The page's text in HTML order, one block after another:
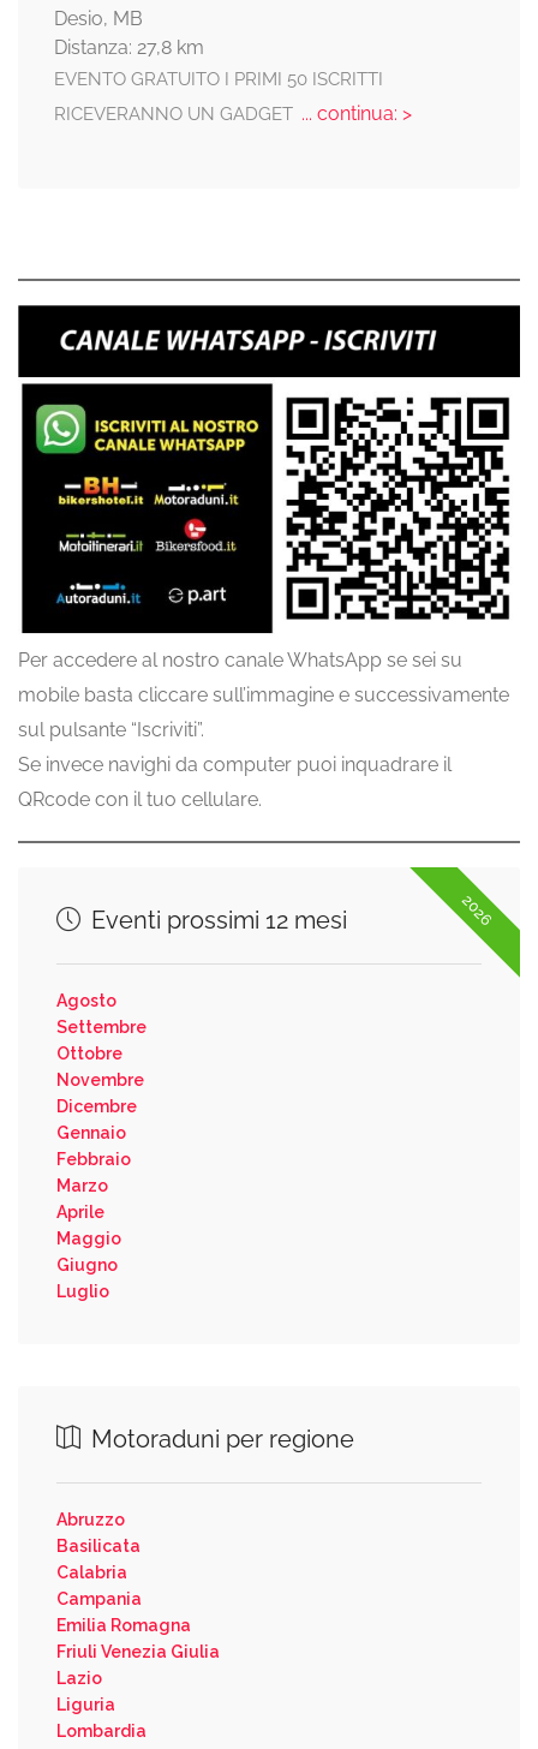
Desio, MB
Distanza: 27,8 km
EVENTO GRATUITO I PRIMI 50 ISCRITTI
RICEVERANNO UN GADGET... continua: >
Per accedere al nostro canale WhatsApp se sei su
mobile basta cliccare sull’immagine e successivamente
sul pulsante “Iscriviti”.
Se invece navighi da computer puoi inquadrare il
QRcode con il tuo cellulare.
2026
Eventi prossimi 12 mesi
Agosto
Settembre
Ottobre
Novembre
Dicembre
Gennaio
Febbraio
Marzo
Aprile
Maggio
Giugno
Luglio
Motoraduni per regione
Abruzzo
Basilicata
Calabria
Campania
Emilia Romagna
Friuli Venezia Giulia
Lazio
Liguria
Lombardia